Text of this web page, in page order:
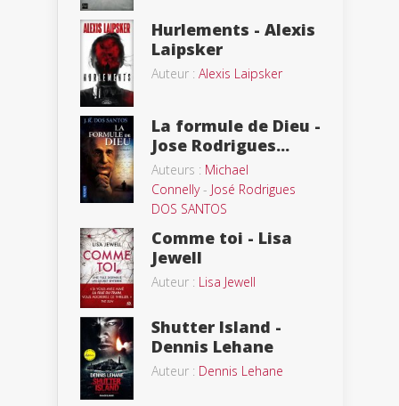
Hurlements - Alexis
Laipsker
Auteur : Alexis Laipsker
La formule de Dieu -
Jose Rodrigues...
Auteurs : Michael
Connelly- José Rodrigues
DOS SANTOS
Comme toi - Lisa
Jewell
Auteur : Lisa Jewell
Shutter Island -
Dennis Lehane
Auteur : Dennis Lehane